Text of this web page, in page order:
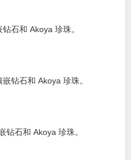
石和 Akoya 珍珠。
钻石和 Akoya 珍珠。
钻石和 Akoya 珍珠。